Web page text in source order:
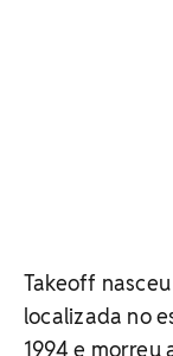
Takeoff
localizada no
1994 e morreu